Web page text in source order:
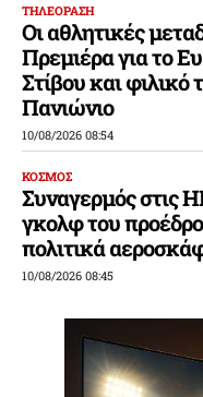
ΤΗΛΕΟΡΑΣΗ
Οι αθλητικές
Πρεμιέρα για το
Στίβου και φιλικό
Πανιώνιο
10/08/2026 08:54
ΚΟΣΜΟΣ
Συναγερμός στις
γκολφ του
πολιτικά
10/08/2026 08:45